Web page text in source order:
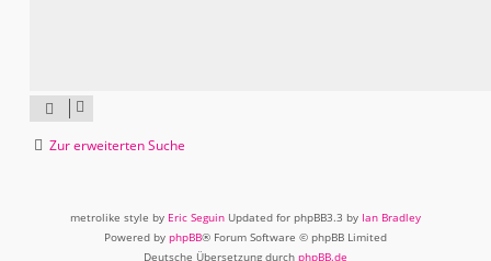
Zur erweiterten Suche
metrolike style by Eric Seguin Updated for phpBB3.3 by Ian Bradley
Powered by phpBB® Forum Software © phpBB Limited
Deutsche Übersetzung durch phpBB.de